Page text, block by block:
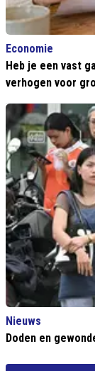
Economie
Heb je een vast
verhogen voor
Nieuws
Doden en